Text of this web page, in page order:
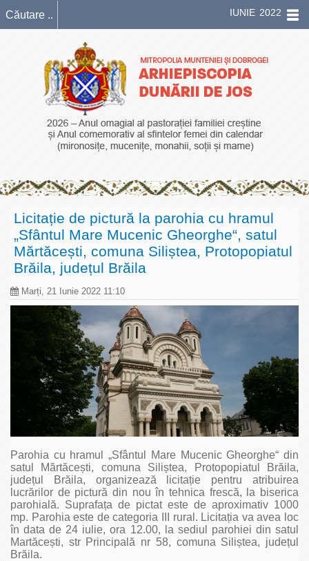
IUNIE 2022
Licitație de pictură la parohia cu hramul
„Sfântul Mare Mucenic Gheorghe“, satul
Mărtăcești, comuna Siliștea, Protopopiatul
Brăila, județul Brăila
Marți, 21 Iunie 2022 11:10
Parohia cu hramul „Sfântul Mare Mucenic Gheorghe“ din
satul Mărtăcești, comuna Siliștea, Protopopiatul Brăila,
județul Brăila, organizează licitație pentru atribuirea
lucrărilor de pictură din nou în tehnica frescă, la biserica
parohială. Suprafața de pictat este de aproximativ 1000
mp. Parohia este de categoria III rural. Licitația va avea loc
în data de 24 iulie, ora 12.00, la sediul parohiei din satul
Martăcești, str Principală nr 58, comuna Siliștea, județul
Brăila.